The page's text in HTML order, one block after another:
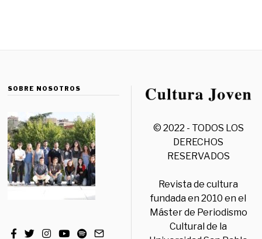
SOBRE NOSOTROS
© 2022 - TODOS LOS
DERECHOS
RESERVADOS
Revista de cultura
fundada en 2010 en el
Máster de Periodismo
Cultural de la